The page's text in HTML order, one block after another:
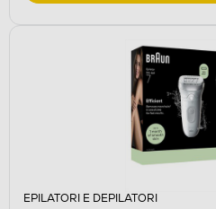
EPILATORI E DEPILATORI